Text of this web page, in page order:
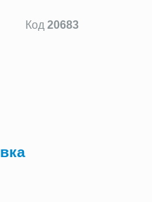
Код 20683